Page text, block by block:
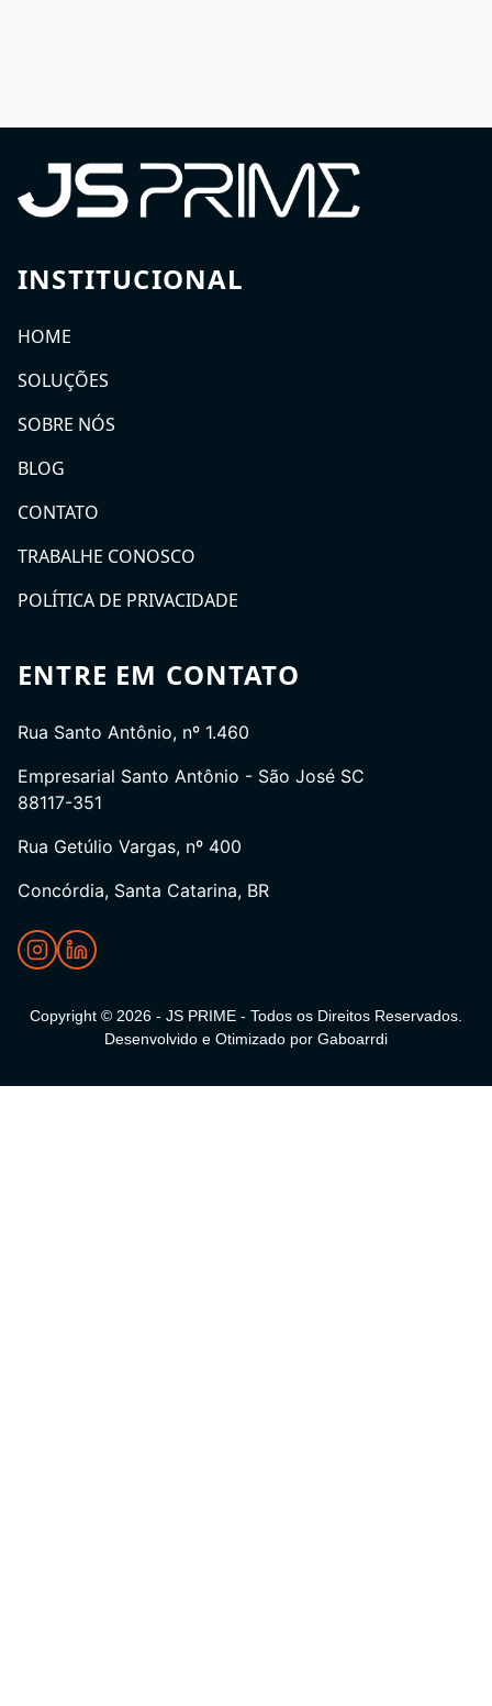
INSTITUCIONAL
HOME
SOLUÇÕES
SOBRE NÓS
BLOG
CONTATO
TRABALHE CONOSCO
POLÍTICA DE PRIVACIDADE
ENTRE EM CONTATO
Rua Santo Antônio, nº 1.460
Empresarial Santo Antônio - São José SC
88117-351
Rua Getúlio Vargas, nº 400
Concórdia, Santa Catarina, BR
Copyright © 2026 - JS PRIME - Todos os Direitos Reservados.
Desenvolvido e Otimizado por Gaboarrdi